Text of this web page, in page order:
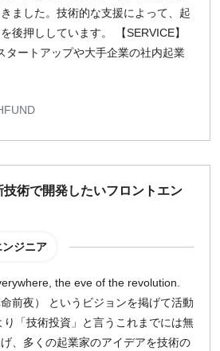
ました。技術的な支援によって、起
後押ししています。 【SERVICE】
タートアップや大手企業の社内起業
術で開発したいフロントエン
ジニア
the eve of the revolution.
命前夜） というビジョンを掲げて活動
り「技術投資」と言うこれまでには無
、多くの起業家のアイデアを技術の